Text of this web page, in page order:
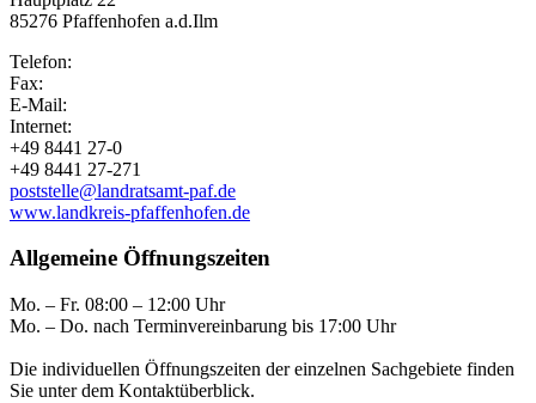
85276 Pfaffenhofen a.d.Ilm
Telefon:
Fax:
E-Mail:
Internet:
+49 8441 27-0
+49 8441 27-271
poststelle@landratsamt-paf.de
www.landkreis-pfaffenhofen.de
Allgemeine Öffnungszeiten
Mo. – Fr. 08:00 – 12:00 Uhr
Mo. – Do. nach Terminvereinbarung bis 17:00 Uhr
Die individuellen Öffnungszeiten der einzelnen Sachgebiete finden
Sie unter dem Kontaktüberblick.